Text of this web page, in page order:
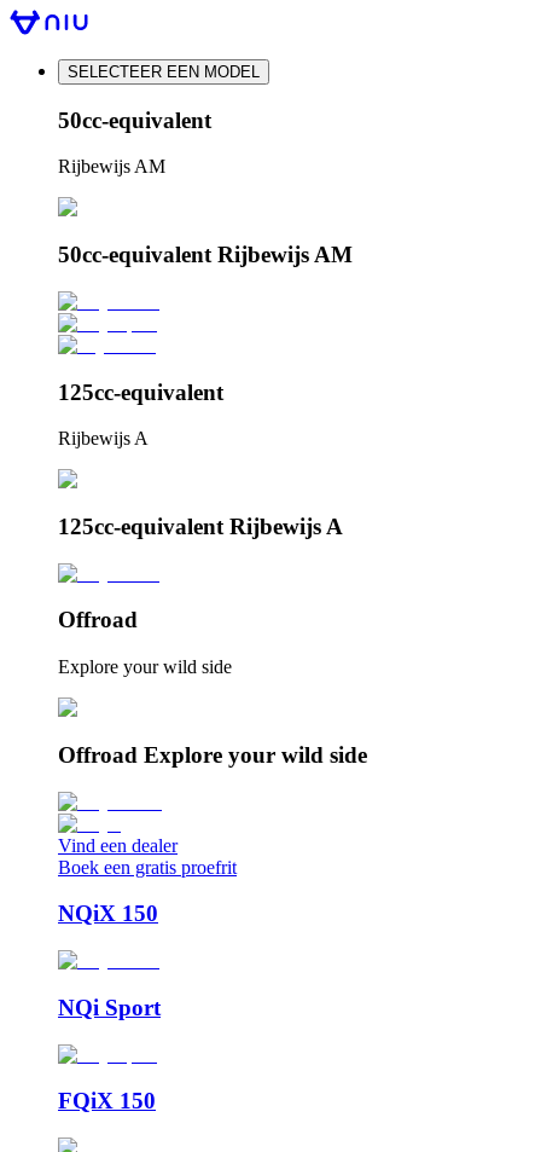
SELECTEER EEN MODEL
50cc-equivalent
Rijbewijs AM
50cc-equivalent Rijbewijs AM
125cc-equivalent
Rijbewijs A
125cc-equivalent Rijbewijs A
Offroad
Explore your wild side
Offroad Explore your wild side
Vind een dealer
Boek een gratis proefrit
NQiX 150
NQi Sport
FQiX 150